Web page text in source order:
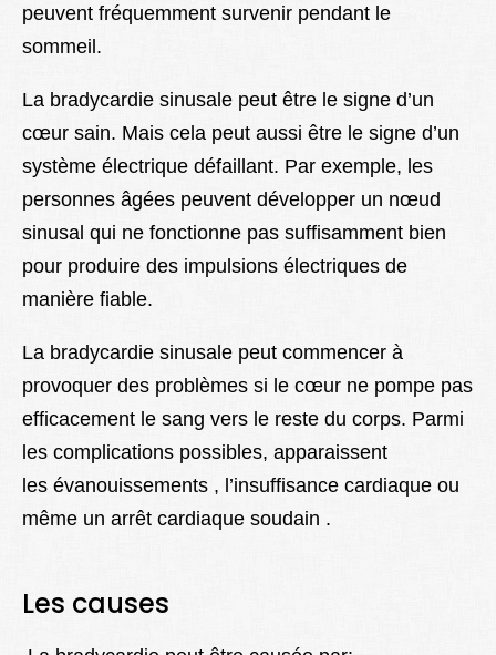
peuvent fréquemment survenir pendant le
sommeil.
La bradycardie sinusale peut être le signe d’un
cœur sain. Mais cela peut aussi être le signe d’un
système électrique défaillant. Par exemple, les
personnes âgées peuvent développer un nœud
sinusal qui ne fonctionne pas suffisamment bien
pour produire des impulsions électriques de
manière fiable.
La bradycardie sinusale peut commencer à
provoquer des problèmes si le cœur ne pompe pas
efficacement le sang vers le reste du corps. Parmi
les complications possibles, apparaissent
les évanouissements , l’insuffisance cardiaque ou
même un arrêt cardiaque soudain .
Les causes